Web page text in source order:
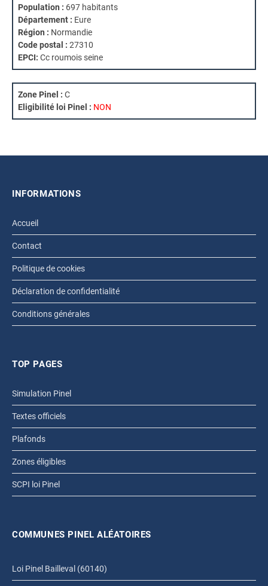
Population : 697 habitants
Département : Eure
Région : Normandie
Code postal : 27310
EPCI: Cc roumois seine
Zone Pinel : C
Eligibilité loi Pinel : NON
INFORMATIONS
Accueil
Contact
Politique de cookies
Déclaration de confidentialité
Conditions générales
TOP PAGES
Simulation Pinel
Textes officiels
Plafonds
Zones éligibles
SCPI loi Pinel
COMMUNES PINEL ALÉATOIRES
Loi Pinel Bailleval (60140)